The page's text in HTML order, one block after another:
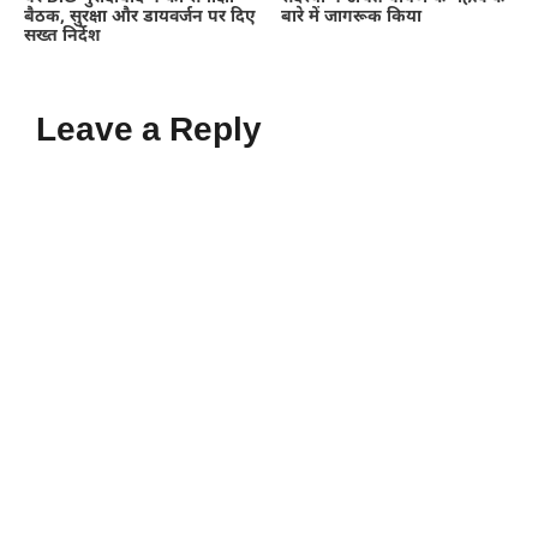
बैठक, सुरक्षा और डायवर्जन पर दिए
सख्त निर्देश
बारे में जागरूक किया
Leave a Reply